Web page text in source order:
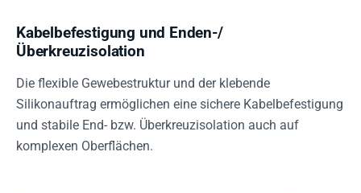
Kabelbefestigung und Enden-/
Überkreuzisolation
Die flexible Gewebestruktur und der klebende
Silikonauftrag ermöglichen eine sichere Kabelbefestigung
und stabile End- bzw. Überkreuzisolation auch auf
komplexen Oberflächen.